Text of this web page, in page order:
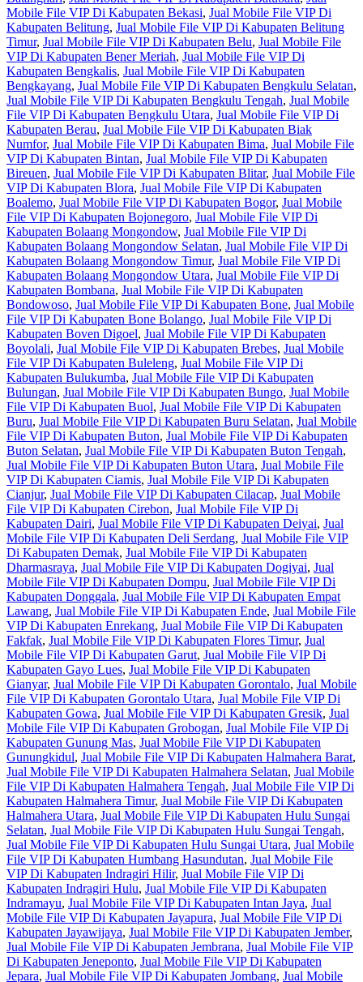
Mobile File VIP Di Kabupaten Bekasi, Jual Mobile File VIP Di
Kabupaten Belitung, Jual Mobile File VIP Di Kabupaten Belitung
Timur, Jual Mobile File VIP Di Kabupaten Belu, Jual Mobile File
VIP Di Kabupaten Bener Meriah, Jual Mobile File VIP Di
Kabupaten Bengkalis, Jual Mobile File VIP Di Kabupaten
Bengkayang, Jual Mobile File VIP Di Kabupaten Bengkulu Selatan,
Jual Mobile File VIP Di Kabupaten Bengkulu Tengah, Jual Mobile
File VIP Di Kabupaten Bengkulu Utara, Jual Mobile File VIP Di
Kabupaten Berau, Jual Mobile File VIP Di Kabupaten Biak
Numfor, Jual Mobile File VIP Di Kabupaten Bima, Jual Mobile File
VIP Di Kabupaten Bintan, Jual Mobile File VIP Di Kabupaten
Bireuen, Jual Mobile File VIP Di Kabupaten Blitar, Jual Mobile File
VIP Di Kabupaten Blora, Jual Mobile File VIP Di Kabupaten
Boalemo, Jual Mobile File VIP Di Kabupaten Bogor, Jual Mobile
File VIP Di Kabupaten Bojonegoro, Jual Mobile File VIP Di
Kabupaten Bolaang Mongondow, Jual Mobile File VIP Di
Kabupaten Bolaang Mongondow Selatan, Jual Mobile File VIP Di
Kabupaten Bolaang Mongondow Timur, Jual Mobile File VIP Di
Kabupaten Bolaang Mongondow Utara, Jual Mobile File VIP Di
Kabupaten Bombana, Jual Mobile File VIP Di Kabupaten
Bondowoso, Jual Mobile File VIP Di Kabupaten Bone, Jual Mobile
File VIP Di Kabupaten Bone Bolango, Jual Mobile File VIP Di
Kabupaten Boven Digoel, Jual Mobile File VIP Di Kabupaten
Boyolali, Jual Mobile File VIP Di Kabupaten Brebes, Jual Mobile
File VIP Di Kabupaten Buleleng, Jual Mobile File VIP Di
Kabupaten Bulukumba, Jual Mobile File VIP Di Kabupaten
Bulungan, Jual Mobile File VIP Di Kabupaten Bungo, Jual Mobile
File VIP Di Kabupaten Buol, Jual Mobile File VIP Di Kabupaten
Buru, Jual Mobile File VIP Di Kabupaten Buru Selatan, Jual Mobile
File VIP Di Kabupaten Buton, Jual Mobile File VIP Di Kabupaten
Buton Selatan, Jual Mobile File VIP Di Kabupaten Buton Tengah,
Jual Mobile File VIP Di Kabupaten Buton Utara, Jual Mobile File
VIP Di Kabupaten Ciamis, Jual Mobile File VIP Di Kabupaten
Cianjur, Jual Mobile File VIP Di Kabupaten Cilacap, Jual Mobile
File VIP Di Kabupaten Cirebon, Jual Mobile File VIP Di
Kabupaten Dairi, Jual Mobile File VIP Di Kabupaten Deiyai, Jual
Mobile File VIP Di Kabupaten Deli Serdang, Jual Mobile File VIP
Di Kabupaten Demak, Jual Mobile File VIP Di Kabupaten
Dharmasraya, Jual Mobile File VIP Di Kabupaten Dogiyai, Jual
Mobile File VIP Di Kabupaten Dompu, Jual Mobile File VIP Di
Kabupaten Donggala, Jual Mobile File VIP Di Kabupaten Empat
Lawang, Jual Mobile File VIP Di Kabupaten Ende, Jual Mobile File
VIP Di Kabupaten Enrekang, Jual Mobile File VIP Di Kabupaten
Fakfak, Jual Mobile File VIP Di Kabupaten Flores Timur, Jual
Mobile File VIP Di Kabupaten Garut, Jual Mobile File VIP Di
Kabupaten Gayo Lues, Jual Mobile File VIP Di Kabupaten
Gianyar, Jual Mobile File VIP Di Kabupaten Gorontalo, Jual Mobile
File VIP Di Kabupaten Gorontalo Utara, Jual Mobile File VIP Di
Kabupaten Gowa, Jual Mobile File VIP Di Kabupaten Gresik, Jual
Mobile File VIP Di Kabupaten Grobogan, Jual Mobile File VIP Di
Kabupaten Gunung Mas, Jual Mobile File VIP Di Kabupaten
Gunungkidul, Jual Mobile File VIP Di Kabupaten Halmahera Barat,
Jual Mobile File VIP Di Kabupaten Halmahera Selatan, Jual Mobile
File VIP Di Kabupaten Halmahera Tengah, Jual Mobile File VIP Di
Kabupaten Halmahera Timur, Jual Mobile File VIP Di Kabupaten
Halmahera Utara, Jual Mobile File VIP Di Kabupaten Hulu Sungai
Selatan, Jual Mobile File VIP Di Kabupaten Hulu Sungai Tengah,
Jual Mobile File VIP Di Kabupaten Hulu Sungai Utara, Jual Mobile
File VIP Di Kabupaten Humbang Hasundutan, Jual Mobile File
VIP Di Kabupaten Indragiri Hilir, Jual Mobile File VIP Di
Kabupaten Indragiri Hulu, Jual Mobile File VIP Di Kabupaten
Indramayu, Jual Mobile File VIP Di Kabupaten Intan Jaya, Jual
Mobile File VIP Di Kabupaten Jayapura, Jual Mobile File VIP Di
Kabupaten Jayawijaya, Jual Mobile File VIP Di Kabupaten Jember,
Jual Mobile File VIP Di Kabupaten Jembrana, Jual Mobile File VIP
Di Kabupaten Jeneponto, Jual Mobile File VIP Di Kabupaten
Jepara, Jual Mobile File VIP Di Kabupaten Jombang, Jual Mobile